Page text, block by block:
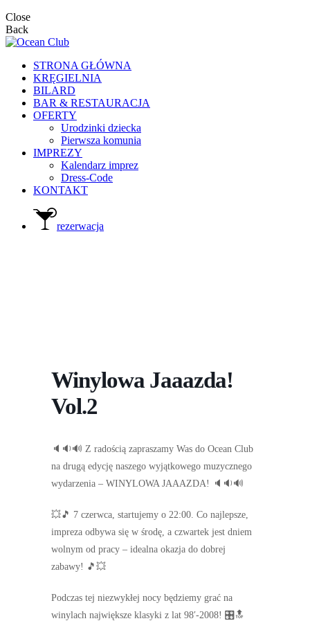
Close
Back
STRONA GŁÓWNA
KRĘGIELNIA
BILARD
BAR & RESTAURACJA
OFERTY
Urodzinki dziecka
Pierwsza komunia
IMPREZY
Kalendarz imprez
Dress-Code
KONTAKT
rezerwacja
Winylowa Jaaazda!
Vol.2
🔈🔉🔊 Z radością zapraszamy Was do Ocean Club
na drugą edycję naszego wyjątkowego muzycznego
wydarzenia – WINYLOWA JAAAZDA! 🔈🔉🔊
💥🎵 7 czerwca, startujemy o 22:00. Co najlepsze,
impreza odbywa się w środę, a czwartek jest dniem
wolnym od pracy – idealna okazja do dobrej
zabawy! 🎵💥
Podczas tej niezwykłej nocy będziemy grać na
winylach największe klasyki z lat 98′-2008! 🎛️🔝